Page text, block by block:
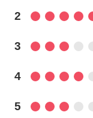
2
3
4
5